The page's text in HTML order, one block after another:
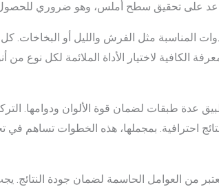
على تحقيق سطح أملس، وهو ضروري
المناسبة مثل الفرش والليل أو البخاخات.
الكافية لاختيار الأداة الملائمة لكل نوع
طبقات لضمان قوة الألوان ودوامها.
احترافية. بمجملها، هذه الخطوات تساهم في
من العوامل الحاسمة لضمان جودة النتائج.